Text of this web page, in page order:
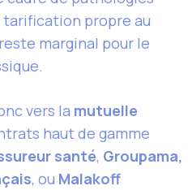
propre au
marginal pour le
vers la mutuelle
haut de gamme
santé, Groupama,
, ou Malakoff